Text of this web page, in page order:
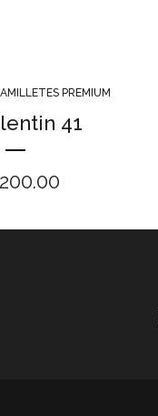
PREMIUM
41